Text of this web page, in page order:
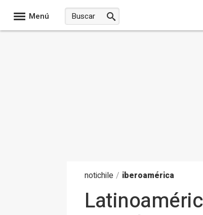
Menú
notichile / iberoamérica